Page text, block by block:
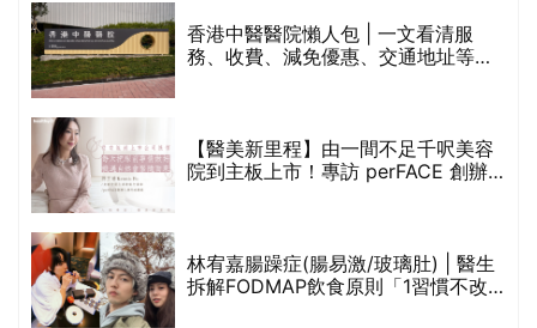
香港中醫醫院懶人包 | 一文看清服
務、收費、減免優惠、交通地址等
【醫美新里程】由一間不足千呎美容
院到主板上市！專訪 perFACE 創辦
林宥嘉腸躁症(腸易激/玻璃肚) | 醫生
拆解FODMAP飲食原則「1習慣不改